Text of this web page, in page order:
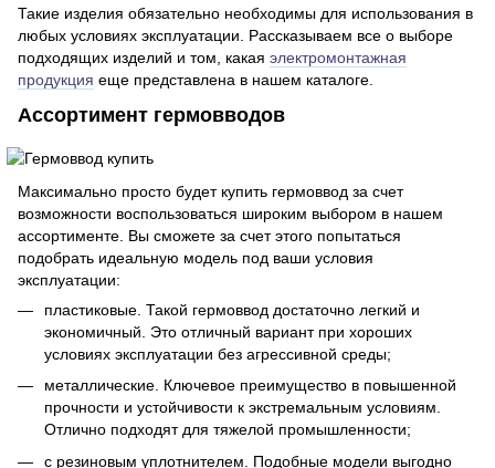
Такие изделия обязательно необходимы для использования в
любых условиях эксплуатации. Рассказываем все о выборе
подходящих изделий и том, какая электромонтажная
продукция еще представлена в нашем каталоге.
Ассортимент гермовводов
Максимально просто будет купить гермоввод за счет
возможности воспользоваться широким выбором в нашем
ассортименте. Вы сможете за счет этого попытаться
подобрать идеальную модель под ваши условия
эксплуатации:
пластиковые. Такой гермоввод достаточно легкий и
экономичный. Это отличный вариант при хороших
условиях эксплуатации без агрессивной среды;
металлические. Ключевое преимущество в повышенной
прочности и устойчивости к экстремальным условиям.
Отлично подходят для тяжелой промышленности;
с резиновым уплотнителем. Подобные модели выгодно